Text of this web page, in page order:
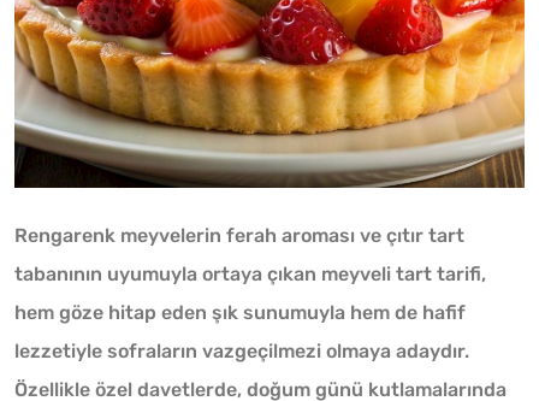
Rengarenk meyvelerin ferah aroması ve çıtır tart
tabanının uyumuyla ortaya çıkan meyveli tart tarifi,
hem göze hitap eden şık sunumuyla hem de hafif
lezzetiyle sofraların vazgeçilmezi olmaya adaydır.
Özellikle özel davetlerde, doğum günü kutlamalarında